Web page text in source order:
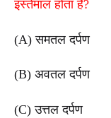
इस्तेमाल होता है?
(A) समतल दर्पण
(B) अवतल दर्पण
(C) उत्तल दर्पण